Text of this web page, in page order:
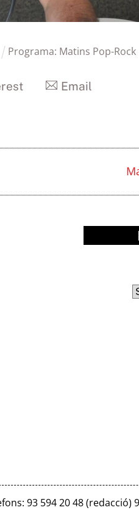
Programa: Matins Pop-Rock
Email
93 594 20 48 (redacció)